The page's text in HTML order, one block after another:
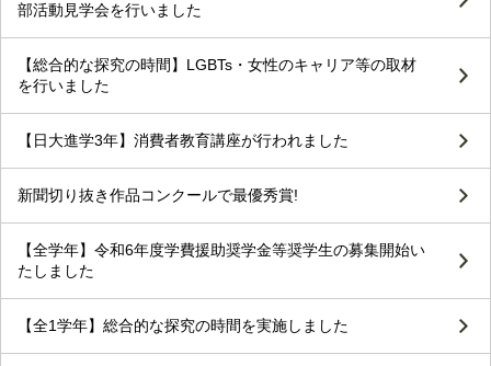
部活動見学会を行いました
【総合的な探究の時間】LGBTs・女性のキャリア等の取材
を行いました
【日大進学3年】消費者教育講座が行われました
新聞切り抜き作品コンクールで最優秀賞!
【全学年】令和6年度学費援助奨学金等奨学生の募集開始い
たしました
【全1学年】総合的な探究の時間を実施しました